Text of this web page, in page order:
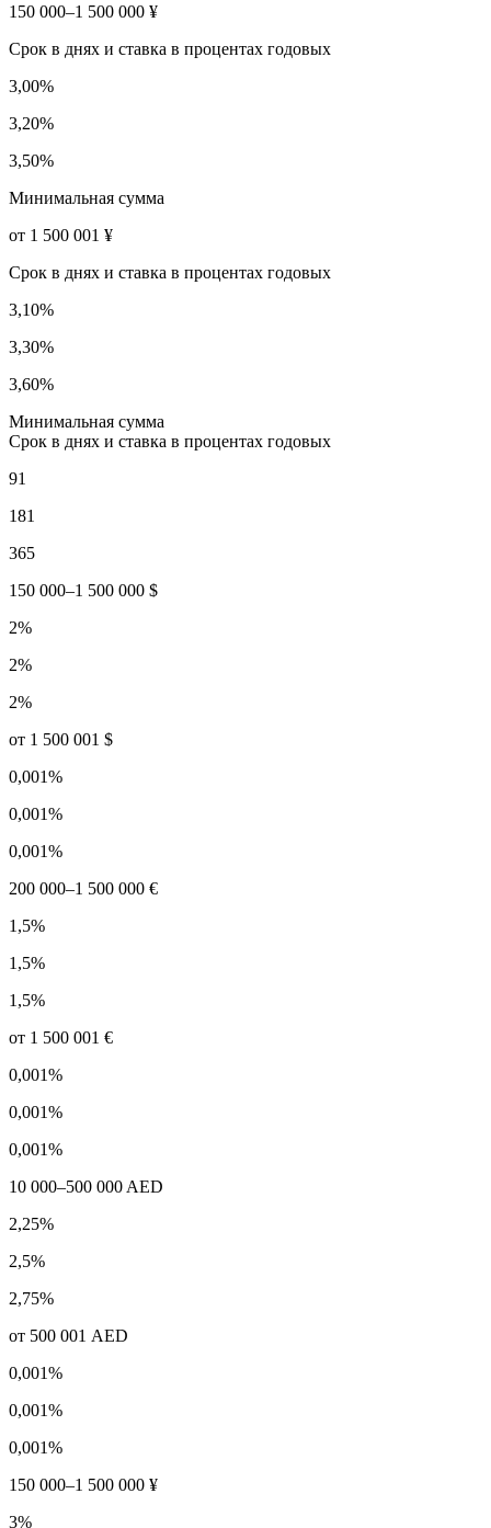
150 000–1 500 000 ¥
Срок в днях и ставка в процентах годовых
3,00%
3,20%
3,50%
Минимальная сумма
от 1 500 001 ¥
Срок в днях и ставка в процентах годовых
3,10%
3,30%
3,60%
Минимальная сумма
Срок в днях и ставка в процентах годовых
91
181
365
150 000–1 500 000 $
2%
2%
2%
от 1 500 001 $
0,001%
0,001%
0,001%
200 000–1 500 000 €
1,5%
1,5%
1,5%
от 1 500 001 €
0,001%
0,001%
0,001%
10 000–500 000 AED
2,25%
2,5%
2,75%
от 500 001 AED
0,001%
0,001%
0,001%
150 000–1 500 000 ¥
3%